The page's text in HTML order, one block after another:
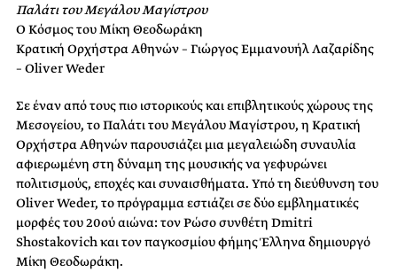
Παλάτι του Μεγάλου Μαγίστρου
Ο Κόσμος του Μίκη Θεοδωράκη
Κρατική Ορχήστρα Αθηνών – Γιώργος Εμμανουήλ Λαζαρίδης
– Oliver Weder
Σε έναν από τους πιο ιστορικούς και επιβλητικούς χώρους της
Μεσογείου, το Παλάτι του Μεγάλου Μαγίστρου, η Κρατική
Ορχήστρα Αθηνών παρουσιάζει μια μεγαλειώδη συναυλία
αφιερωμένη στη δύναμη της μουσικής να γεφυρώνει
πολιτισμούς, εποχές και συναισθήματα. Υπό τη διεύθυνση του
Oliver Weder, το πρόγραμμα εστιάζει σε δύο εμβληματικές
μορφές του 20ού αιώνα: τον Ρώσο συνθέτη Dmitri
Shostakovich και τον παγκοσμίου φήμης Έλληνα δημιουργό
Μίκη Θεοδωράκη.